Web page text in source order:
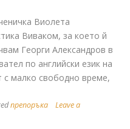
Виолета
Виваком, за което й
Георги Александров в
по английски език на
с малко свободно време,
препоръка
Leave a